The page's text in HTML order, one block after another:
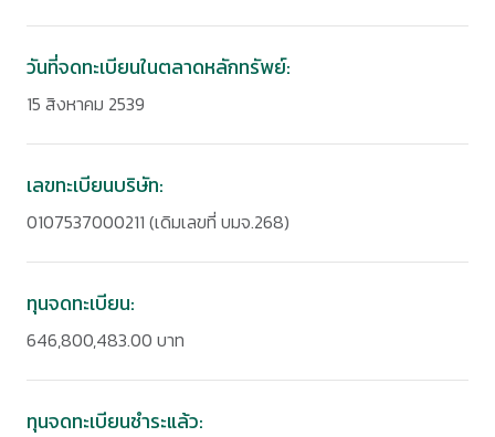
วันที่จดทะเบียนในตลาดหลักทรัพย์:
15 สิงหาคม 2539
เลขทะเบียนบริษัท:
0107537000211 (เดิมเลขที่ บมจ.268)
ทุนจดทะเบียน:
646,800,483.00 บาท
ทุนจดทะเบียนชำระแล้ว: